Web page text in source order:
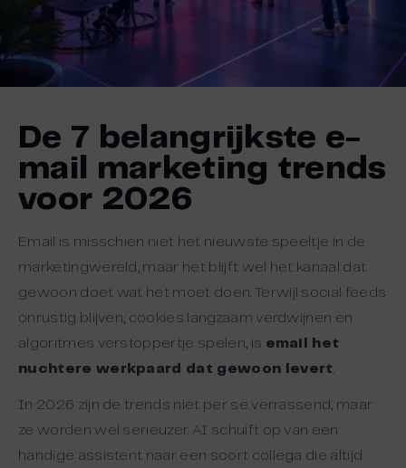
De 7 belangrijkste e-
mail marketing trends
voor 2026
Email is misschien niet het nieuwste speeltje in de
marketingwereld, maar het blijft wel het kanaal dat
gewoon doet wat het moet doen. Terwijl social feeds
onrustig blijven, cookies langzaam verdwijnen en
algoritmes verstoppertje spelen, is email het
nuchtere werkpaard dat gewoon levert.
In 2026 zijn de trends niet per se verrassend, maar
ze worden wel serieuzer. AI schuift op van een
handige assistent naar een soort collega die altijd